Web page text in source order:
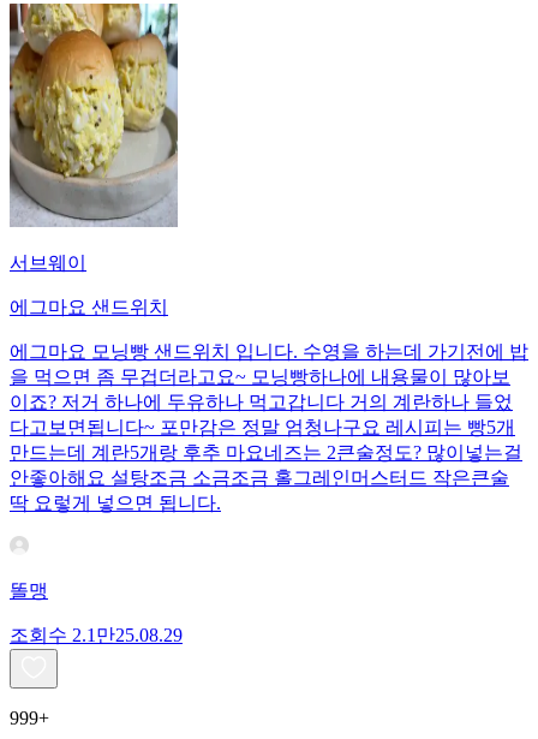
서브웨이
에그마요 샌드위치
에그마요 모닝빵 샌드위치 입니다. 수영을 하는데 가기전에 밥
을 먹으면 좀 무겁더라고요~ 모닝빵하나에 내용물이 많아보
이죠? 저거 하나에 두유하나 먹고갑니다 거의 계란하나 들었
다고보면됩니다~ 포만감은 정말 엄청나구요 레시피는 빵5개
만드는데 계란5개랑 후추 마요네즈는 2큰술정도? 많이넣는걸
안좋아해요 설탕조금 소금조금 홀그레인머스터드 작은큰술
딱 요렇게 넣으면 됩니다.
똘맹
조회수 2.1만25.08.29
999+